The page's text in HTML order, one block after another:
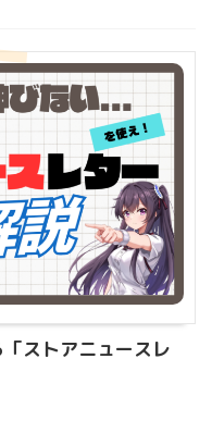
ストアニュースレ